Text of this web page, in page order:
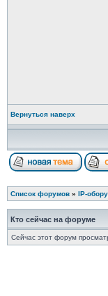
Вернуться наверх
Список форумов » IP-
Кто сейчас на форуме
Сейчас этот форум